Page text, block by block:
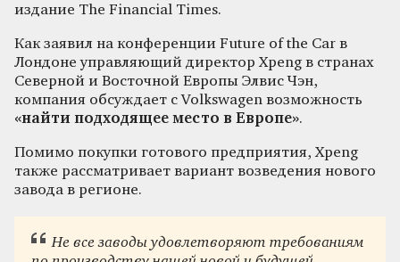
издание The Financial Times.
Как заявил на конференции Future of the Car в
Лондоне управляющий директор Xpeng в странах
Северной и Восточной Европы Элвис Чэн,
компания обсуждает с Volkswagen возможность
«найти подходящее место в Европе».
Помимо покупки готового предприятия, Xpeng
также рассматривает вариант возведения нового
завода в регионе.
Не все заводы удовлетворяют требованиям